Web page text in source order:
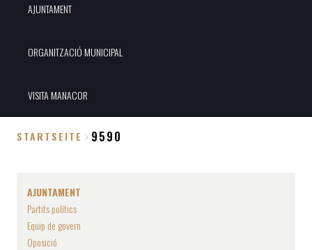
AJUNTAMENT
ORGANITZACIÓ MUNICIPAL
VISITA MANACOR
STARTSEITE 9590
AJUNTAMENT
Partits polítics
Equip de govern
Oposició